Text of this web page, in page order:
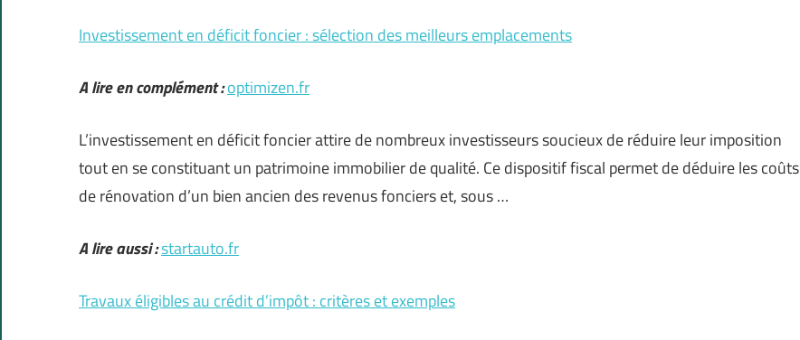
Investissement en déficit foncier : sélection des meilleurs emplacements
A lire en complément :optimizen.fr
L’investissement en déficit foncier attire de nombreux investisseurs soucieux de réduire leur imposition
tout en se constituant un patrimoine immobilier de qualité. Ce dispositif fiscal permet de déduire les coûts
de rénovation d’un bien ancien des revenus fonciers et, sous …
A lire aussi :startauto.fr
Travaux éligibles au crédit d’impôt : critères et exemples